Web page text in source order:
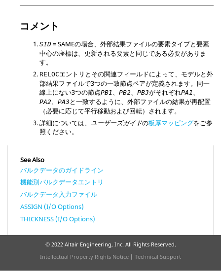
コメント
SID =SAMEの場合、外部結果ファイルの要素タイプと要素
中心の座標は、更新される要素と同じである必要がありま
す。
RELOCエントリとその関連フィールドによって、モデルと外
部結果ファイルで3つの一致節点ペアが定義されます。同一
線上にない3つの節点PB1、 PB2、 PB3がそれぞれPA1、
PA2、 PA3 と一致するように、外部ファイルの結果が再配置
（必要に応じて平行移動および回転）されます。
詳細については、 ユーザーズガイドの板厚マッピングをご参
照ください。
See Also
バルクデータのガイドライン
機能別バルクデータエントリ
バルクデータ入力ファイル
ASSIGN (I/O Options)
THICKNESS (I/O Options)
© 2022 Altair Engineering, Inc. All Rights Reserved.
Intellectual Property Rights Notice | Technical Support